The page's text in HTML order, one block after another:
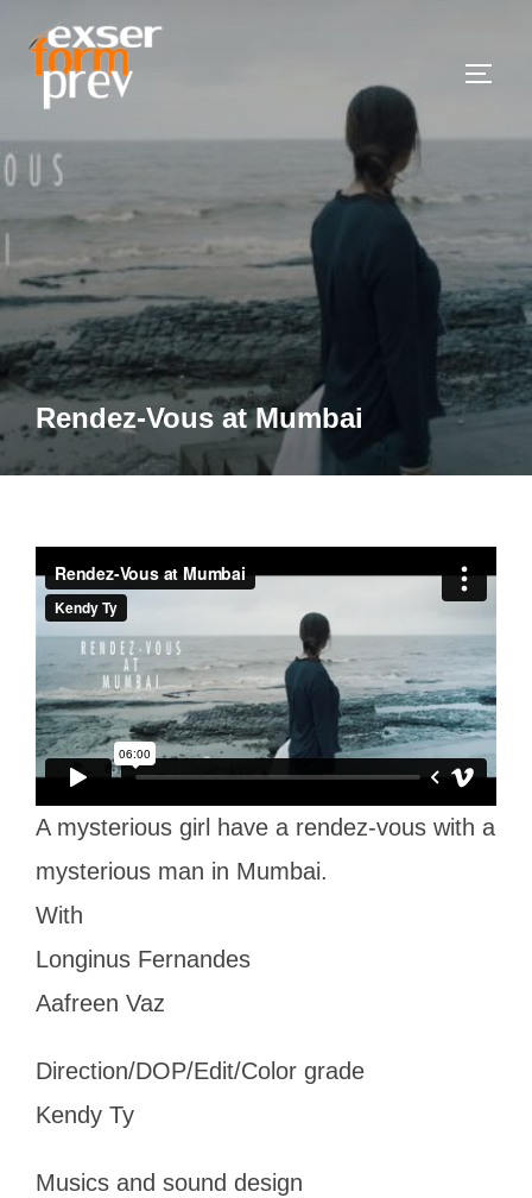
contenido
Rendez-Vous at Mumbai
A mysterious girl have a rendez-vous with a
mysterious man in Mumbai.
With
Longinus Fernandes
Aafreen Vaz
Direction/DOP/Edit/Color grade
Kendy Ty
Musics and sound design